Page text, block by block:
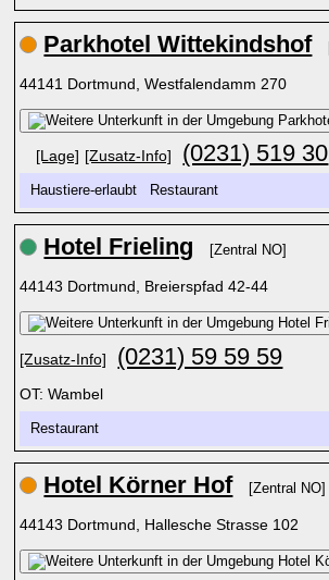
Parkhotel Wittekindshof
44141 Dortmund, Westfalendamm 270
[Lage] [Zusatz-Info] (0231) 519 30
Haustiere-erlaubt Restaurant
Hotel Frieling [Zentral NO]
44143 Dortmund, Breierspfad 42-44
[Zusatz-Info] (0231) 59 59 59
OT: Wambel
Restaurant
Hotel Körner Hof [Zentral NO]
44143 Dortmund, Hallesche Strasse 102